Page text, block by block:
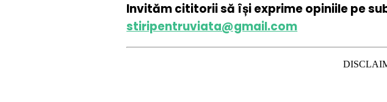
Invităm cititorii să își exprime opiniile pe
stiripentruviata@gmail.com
DISCLAIMER: